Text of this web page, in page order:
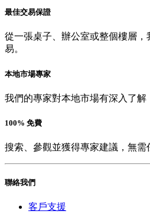
最佳交易保證
從一張桌子、辦公室或整個樓層
易。
本地市場專家
我們的專家對本地市場有深入了解
100% 免費
搜索、參觀並獲得專家建議，無需
聯絡我們
客戶支援